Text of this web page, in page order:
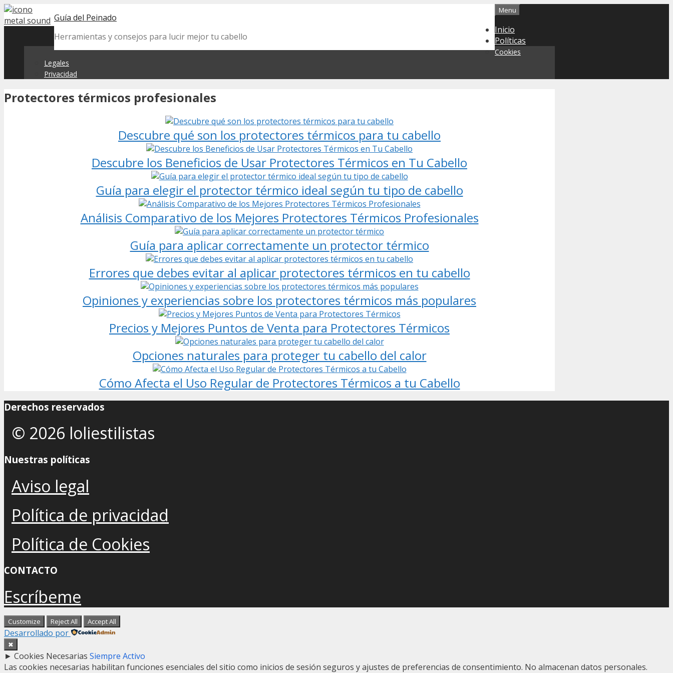
Skip
to
Guía del Peinado
Herramientas y consejos para lucir mejor tu cabello
Menu
Inicio
Políticas
Cookies
Legales
Privacidad
Protectores térmicos profesionales
Descubre qué son los protectores térmicos para tu cabello
Descubre los Beneficios de Usar Protectores Térmicos en Tu Cabello
Guía para elegir el protector térmico ideal según tu tipo de cabello
Análisis Comparativo de los Mejores Protectores Térmicos Profesionales
Guía para aplicar correctamente un protector térmico
Errores que debes evitar al aplicar protectores térmicos en tu cabello
Opiniones y experiencias sobre los protectores térmicos más populares
Precios y Mejores Puntos de Venta para Protectores Térmicos
Opciones naturales para proteger tu cabello del calor
Cómo Afecta el Uso Regular de Protectores Térmicos a tu Cabello
Derechos reservados
© 2026 loliestilistas
Nuestras políticas
Aviso legal
Política de privacidad
Política de Cookies
CONTACTO
Escríbeme
Customize Reject All Accept All
Desarrollado por
✖
► Cookies Necesarias Siempre Activo
Las cookies necesarias habilitan funciones esenciales del sitio como inicios de sesión seguros y ajustes de preferencias de consentimiento. No almacenan datos personales.